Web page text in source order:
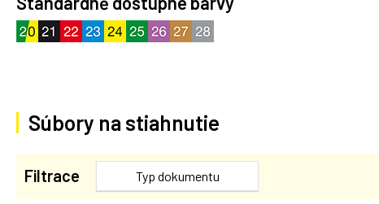
Súbory na stiahnutie
Filtrace Typ dokumentu